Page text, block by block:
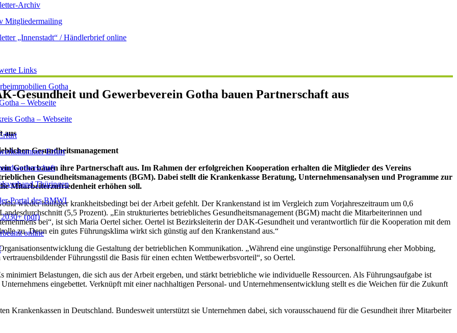
Archiv
Mitgliedermailing
„Innenstadt“ / Händlerbrief online
Links
Gotha
– Webseite
Gotha – Webseite
Erfurt
Thüringen
Portal des BMWI
(pdf)
online
Gesundheit und Gewerbeverein Gotha bauen Partnerschaft aus
aus
Gesundheitsmanagement
Gotha bauen ihre Partnerschaft aus. Im Rahmen der erfolgreichen Kooperation erhalten die Mitglieder des Vereins
Gesundheitsmanagements (BGM). Dabei stellt die Krankenkasse Beratung, Unternehmensanalysen und Programme zur
Mitarbeiterzufriedenheit erhöhen soll.
wieder häufiger krankheitsbedingt bei der Arbeit gefehlt. Der Krankenstand ist im Vergleich zum Vorjahreszeitraum um 0,6
(5,5 Prozent). „Ein strukturiertes betriebliches Gesundheitsmanagement (BGM) macht die Mitarbeiterinnen und
bei“, ist sich Maria Oertel sicher. Oertel ist Bezirksleiterin der DAK-Gesundheit und verantwortlich für die Kooperation mit dem
zu. Denn ein gutes Führungsklima wirkt sich günstig auf den Krankenstand aus.“
die Gestaltung der betrieblichen Kommunikation. „Während eine ungünstige Personalführung eher Mobbing,
Führungsstil die Basis für einen echten Wettbewerbsvorteil“, so Oertel.
Belastungen, die sich aus der Arbeit ergeben, und stärkt betriebliche wie individuelle Ressourcen. Als Führungsaufgabe ist
eingebettet. Verknüpft mit einer nachhaltigen Personal- und Unternehmensentwicklung stellt es die Weichen für die Zukunft
Krankenkassen in Deutschland. Bundesweit unterstützt sie Unternehmen dabei, sich vorausschauend für die Gesundheit ihrer Mitarbeiter